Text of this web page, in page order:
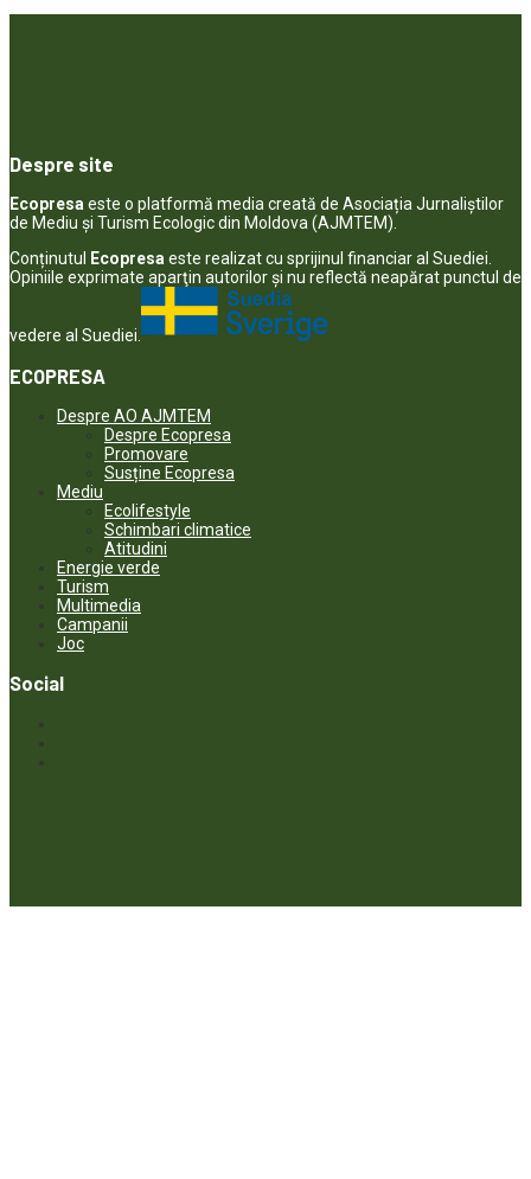
Despre site
Ecopresa este o platformă media creată de Asociația Jurnaliștilor
de Mediu și Turism Ecologic din Moldova (AJMTEM).
Conținutul
Ecopresa este realizat cu sprijinul financiar al Suediei.
Opiniile exprimate aparţin autorilor şi nu reflectă neapărat punctul de
vedere al Suediei.
ECOPRESA
Despre AO AJMTEM
Despre Ecopresa
Promovare
Susține Ecopresa
Mediu
Ecolifestyle
Schimbari climatice
Atitudini
Energie verde
Turism
Multimedia
Campanii
Joc
Social